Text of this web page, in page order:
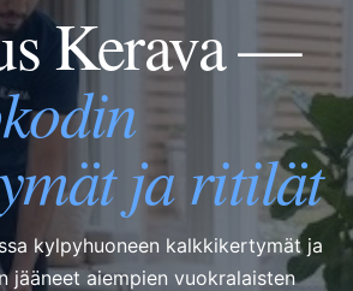
Kerava —
ja ritilät
kylpyhuoneen kalkkikertymät ja
jääneet aiempien vuokralaisten